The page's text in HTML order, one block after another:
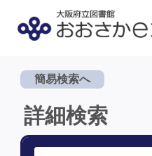
簡易検索へ
詳細検索